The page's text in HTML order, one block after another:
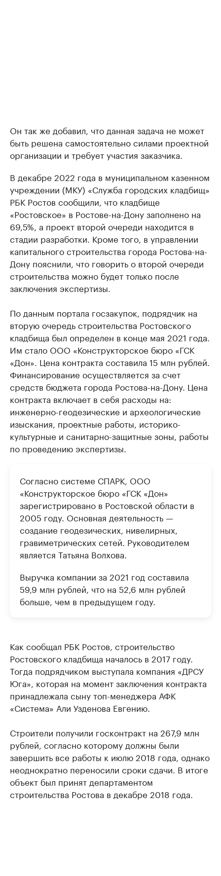
Он так же добавил, что данная задача не может
быть решена самостоятельно силами проектной
организации и требует участия заказчика.
В декабре 2022 года в муниципальном казенном
учреждении (МКУ) «Служба городских кладбищ»
РБК Ростов сообщили, что кладбище
«Ростовское» в Ростове-на-Дону заполнено на
69,5%, а проект второй очереди находится в
стадии разработки. Кроме того, в управлении
капитального строительства города Ростова-на-
Дону пояснили, что говорить о второй очереди
строительства можно будет только после
заключения экспертизы.
По данным портала госзакупок, подрядчик на
вторую очередь строительства Ростовского
кладбища был определен в конце мая 2021 года.
Им стало ООО «Конструкторское бюро «ГСК
«Дон». Цена контракта составила 15 млн рублей.
Финансирование осуществляется за счет
средств бюджета города Ростова-на-Дону. Цена
контракта включает в себя расходы на:
инженерно-геодезические и археологические
изыскания, проектные работы, историко-
культурные и санитарно-защитные зоны, работы
по проведению экспертизы.
Согласно системе СПАРК, ООО
«Конструкторское бюро «ГСК «Дон»
зарегистрировано в Ростовской области в
2005 году. Основная деятельность —
создание геодезических, нивелирных,
гравиметрических сетей. Руководителем
является Татьяна Волхова.
Выручка компании за 2021 год составила
59,9 млн рублей, что на 52,6 млн рублей
больше, чем в предыдущем году.
Как сообщал РБК Ростов, строительство
Ростовского кладбища началось в 2017 году.
Тогда подрядчиком выступала компания «ДРСУ
Юга», которая на момент заключения контракта
принадлежала сыну топ-менеджера АФК
«Система» Али Узденова Евгению.
Строители получили госконтракт на 267,9 млн
рублей, согласно которому должны были
завершить все работы к июлю 2018 года, однако
неоднократно переносили сроки сдачи. В итоге
объект был принят департаментом
строительства Ростова в декабре 2018 года.